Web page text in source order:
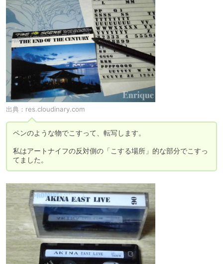
出典： res.cloudinary.com
ペンのような物でこすって、転写します。
私はアートナイフの反対側の「こする場所」的な部分でこすっ
てました。